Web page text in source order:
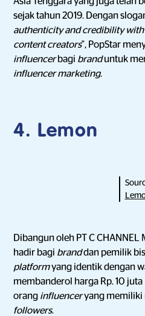
sejak tahun 2019. Dengan
authenticity and credibility
content creators", PopStar
influencerbagi branduntuk
influencer marketing.
4. Lemon
Dibangun oleh PT C CHANNEL
hadir bagi branddan pemilik
platformyang identik dengan
membanderol harga Rp. 10 juta
orang influenceryang
followers.